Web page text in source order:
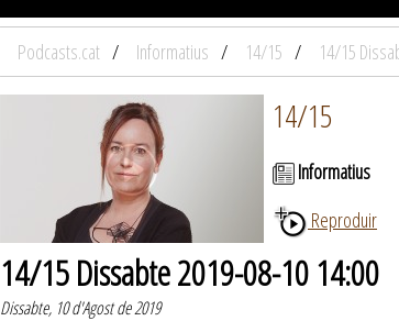
Podcasts.cat Informatius 14/15 14/15
14/15
Informatius
Reproduir
14/15 Dissabte 2019-08-10 14:00
Dissabte, 10 d'Agost de 2019